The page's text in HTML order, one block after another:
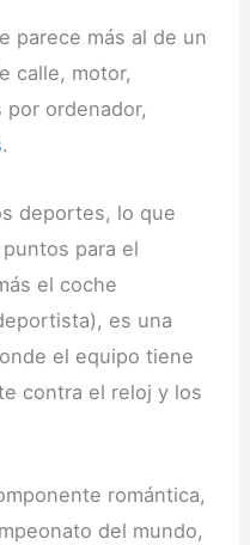
parece más al de un
calle, motor,
por ordenador,
.
deportes, lo que
para el
el coche
es una
el equipo tiene
contra el reloj y los
romántica,
del mundo,